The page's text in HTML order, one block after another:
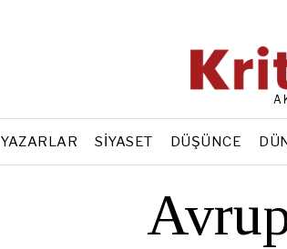
YAZARLAR SIYASET DÜŞÜNCE